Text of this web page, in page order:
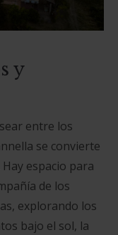
y
entre los
se convierte
espacio para
de los
explorando los
bajo el sol, la